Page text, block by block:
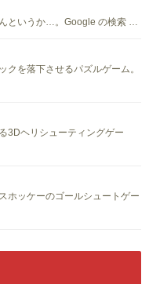
というか…。Google の検索 …
クを落下させるパズルゲーム。
3Dヘリシューティングゲー
ホッケーのゴールシュートゲー